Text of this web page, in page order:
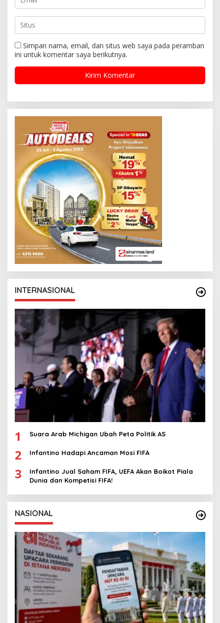
Simpan nama, email, dan situs web saya pada peramban
ini untuk komentar saya berikutnya.
INTERNASIONAL
1 Suara Arab Michigan Ubah Peta Politik AS
2 Infantino Hadapi Ancaman Mosi FIFA
3
Infantino Jual Saham FIFA, UEFA Akan Boikot Piala
Dunia dan Kompetisi FIFA!
NASIONAL